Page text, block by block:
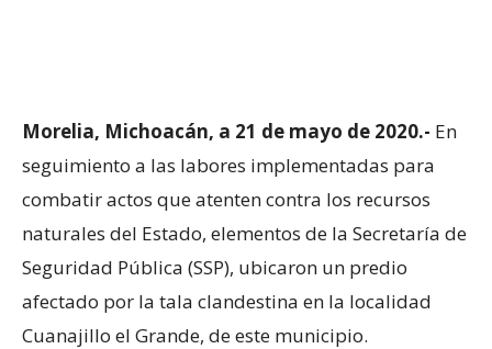
Morelia, Michoacán, a 21 de mayo de 2020.- En
seguimiento a las labores implementadas para
combatir actos que atenten contra los recursos
naturales del Estado, elementos de la Secretaría de
Seguridad Pública (SSP), ubicaron un predio
afectado por la tala clandestina en la localidad
Cuanajillo el Grande, de este municipio.